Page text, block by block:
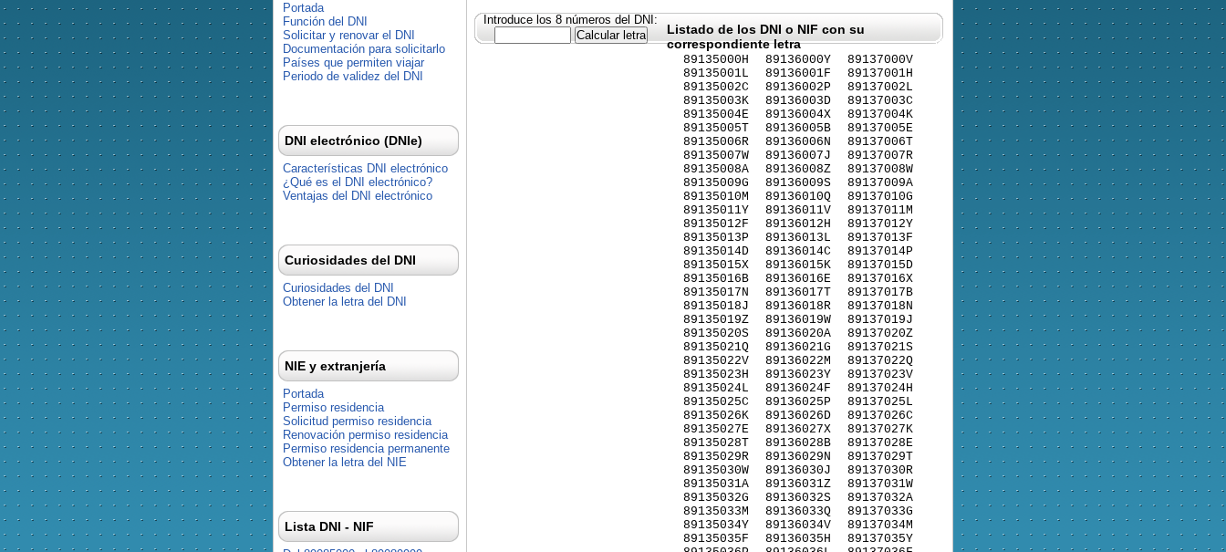
Introduce los 8 números del DNI:
Listado de los DNI o NIF con su
correspondiente letra
89135000H
89135001L
89135002C
89135003K
89135004E
89135005T
89135006R
89135007W
89135008A
89135009G
89135010M
89135011Y
89135012F
89135013P
89135014D
89135015X
89135016B
89135017N
89135018J
89135019Z
89135020S
89135021Q
89135022V
89135023H
89135024L
89135025C
89135026K
89135027E
89135028T
89135029R
89135030W
89135031A
89135032G
89135033M
89135034Y
89135035F
89136000Y
89136001F
89136002P
89136003D
89136004X
89136005B
89136006N
89136007J
89136008Z
89136009S
89136010Q
89136011V
89136012H
89136013L
89136014C
89136015K
89136016E
89136017T
89136018R
89136019W
89136020A
89136021G
89136022M
89136023Y
89136024F
89136025P
89136026D
89136027X
89136028B
89136029N
89136030J
89136031Z
89136032S
89136033Q
89136034V
89136035H
89137000V
89137001H
89137002L
89137003C
89137004K
89137005E
89137006T
89137007R
89137008W
89137009A
89137010G
89137011M
89137012Y
89137013F
89137014P
89137015D
89137016X
89137017B
89137018N
89137019J
89137020Z
89137021S
89137022Q
89137023V
89137024H
89137025L
89137026C
89137027K
89137028E
89137029T
89137030R
89137031W
89137032A
89137033G
89137034M
89137035Y
Portada
Función del DNI
Solicitar y renovar el DNI
Documentación para solicitarlo
Países que permiten viajar
Periodo de validez del DNI
DNI electrónico (DNIe)
Características DNI electrónico
¿Qué es el DNI electrónico?
Ventajas del DNI electrónico
Curiosidades del DNI
Curiosidades del DNI
Obtener la letra del DNI
NIE y extranjería
Portada
Permiso residencia
Solicitud permiso residencia
Renovación permiso residencia
Permiso residencia permanente
Obtener la letra del NIE
Lista DNI - NIF